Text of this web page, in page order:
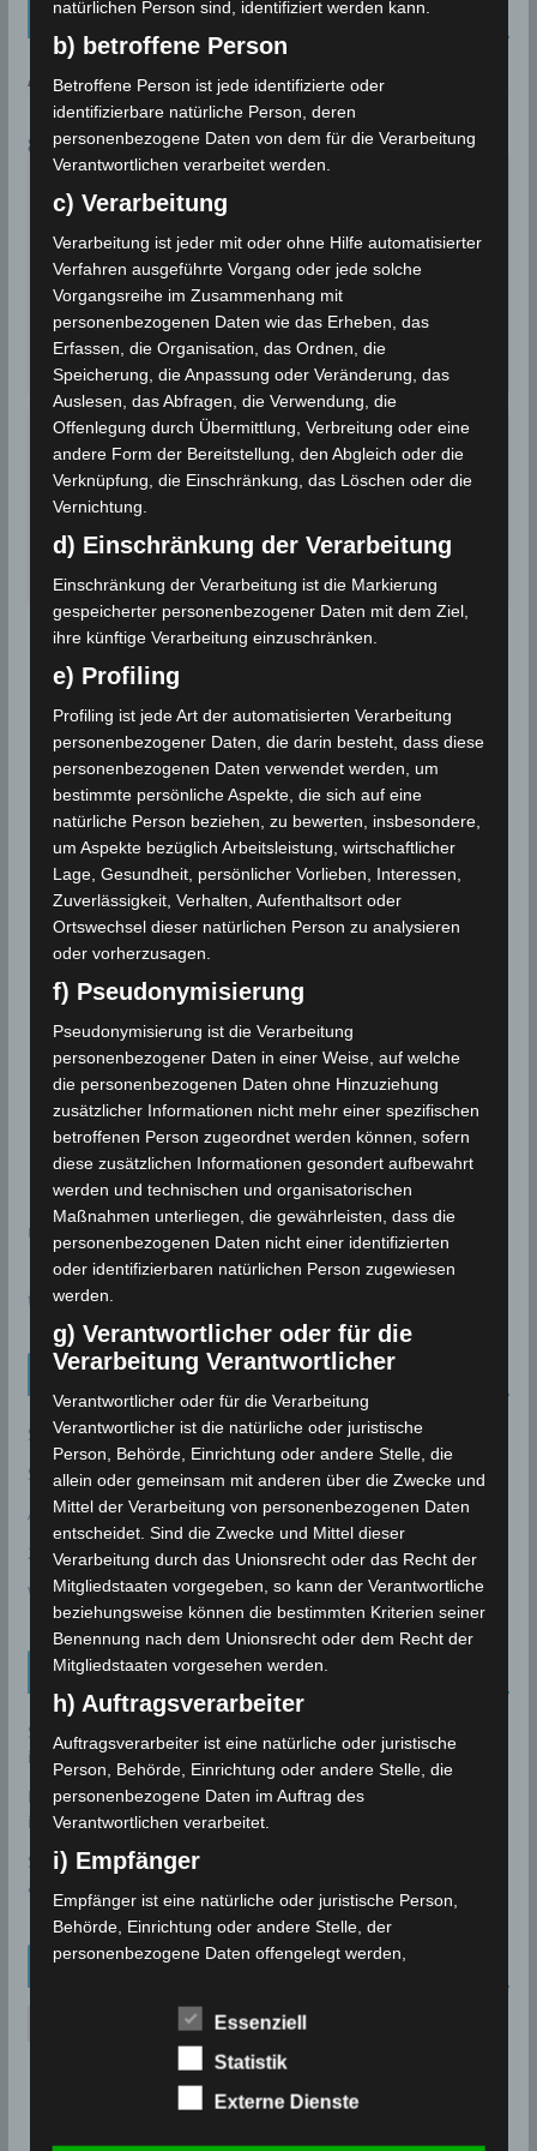
Kalenderblatt Neu
AN DIESEM TAG:
8. AUGUST
2018
Für einen August außergewöhnliche
Niederschlagsmengen werden in
Tunesien registriert
Für einen August außergewöhnliche
Niederschlagsmengen werden in Tunesien
registriert. Zwischen…
Wettergeschehen (Meteorologie) Weiterlesen
2021
Gouvernorat Kebili neuer
Hitzerekord
Gouvernorat Kebili: Mit 48,5 Grad Celsius wird
in der Region…
meteoblue
time.is - Sonnenzeiten
Neueinträge Glossar
Sommer 2003
Sturmflut
AE
24P/Schaumasse
Wolfsmond
Tunesien News
Sousse: Warum ist die Entsalzungsanlage Sidi Abdelhamid
immer noch nicht in Betrieb?
7. August 2026
Bau des Staudammes Raghai in Jendouba: Baustelle
inspiziert, Zeitplan unter Druck gesetzt
Sidi Bou Said wurde offiziell in die UNESCO-Welterbeliste
aufgenommen
Archiv
natürlichen Person sind, identifiziert werden kann.
b) betroffene Person
Betroffene Person ist jede identifizierte oder
identifizierbare natürliche Person, deren
personenbezogene Daten von dem für die Verarbeitung
Verantwortlichen verarbeitet werden.
c) Verarbeitung
Verarbeitung ist jeder mit oder ohne Hilfe automatisierter
Verfahren ausgeführte Vorgang oder jede solche
Vorgangsreihe im Zusammenhang mit
personenbezogenen Daten wie das Erheben, das
Erfassen, die Organisation, das Ordnen, die
Speicherung, die Anpassung oder Veränderung, das
Auslesen, das Abfragen, die Verwendung, die
Offenlegung durch Übermittlung, Verbreitung oder eine
andere Form der Bereitstellung, den Abgleich oder die
Verknüpfung, die Einschränkung, das Löschen oder die
Vernichtung.
d) Einschränkung der Verarbeitung
Einschränkung der Verarbeitung ist die Markierung
gespeicherter personenbezogener Daten mit dem Ziel,
ihre künftige Verarbeitung einzuschränken.
e) Profiling
Profiling ist jede Art der automatisierten Verarbeitung
personenbezogener Daten, die darin besteht, dass diese
personenbezogenen Daten verwendet werden, um
bestimmte persönliche Aspekte, die sich auf eine
natürliche Person beziehen, zu bewerten, insbesondere,
um Aspekte bezüglich Arbeitsleistung, wirtschaftlicher
Lage, Gesundheit, persönlicher Vorlieben, Interessen,
Zuverlässigkeit, Verhalten, Aufenthaltsort oder
Ortswechsel dieser natürlichen Person zu analysieren
oder vorherzusagen.
f) Pseudonymisierung
Pseudonymisierung ist die Verarbeitung
personenbezogener Daten in einer Weise, auf welche
die personenbezogenen Daten ohne Hinzuziehung
zusätzlicher Informationen nicht mehr einer spezifischen
betroffenen Person zugeordnet werden können, sofern
diese zusätzlichen Informationen gesondert aufbewahrt
werden und technischen und organisatorischen
Maßnahmen unterliegen, die gewährleisten, dass die
personenbezogenen Daten nicht einer identifizierten
oder identifizierbaren natürlichen Person zugewiesen
werden.
g) Verantwortlicher oder für die
Verarbeitung Verantwortlicher
Verantwortlicher oder für die Verarbeitung
Verantwortlicher ist die natürliche oder juristische
Person, Behörde, Einrichtung oder andere Stelle, die
allein oder gemeinsam mit anderen über die Zwecke und
Mittel der Verarbeitung von personenbezogenen Daten
entscheidet. Sind die Zwecke und Mittel dieser
Verarbeitung durch das Unionsrecht oder das Recht der
Mitgliedstaaten vorgegeben, so kann der Verantwortliche
beziehungsweise können die bestimmten Kriterien seiner
Benennung nach dem Unionsrecht oder dem Recht der
Mitgliedstaaten vorgesehen werden.
h) Auftragsverarbeiter
Auftragsverarbeiter ist eine natürliche oder juristische
Person, Behörde, Einrichtung oder andere Stelle, die
personenbezogene Daten im Auftrag des
Verantwortlichen verarbeitet.
i) Empfänger
Empfänger ist eine natürliche oder juristische Person,
Behörde, Einrichtung oder andere Stelle, der
personenbezogene Daten offengelegt werden,
handelt oder nicht. Behörden, die im Rahmen eines
bestimmten Untersuchungsauftrags nach dem
Unionsrecht oder dem Recht der Mitgliedstaaten
möglicherweise personenbezogene Daten erhalten,
gelten jedoch nicht als Empfänger.
Essenziell
Statistik
Externe Dienste